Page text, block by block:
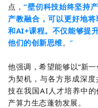
点，“壁仞科技始终坚持
产教融合，可以更好地
和AI+课程。不仅能够提
他们的创新思维。”
他强调，希望能够以“新
为契机，与各方形成深
技在我国AI人才培养中
产算力生态蓬勃发展。